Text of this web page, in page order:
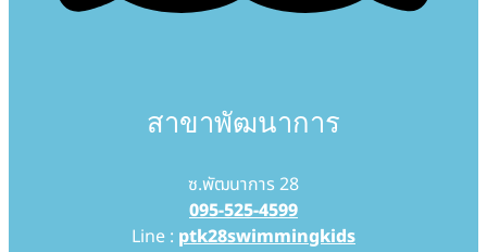
สาขาพัฒนาการ
ซ.พัฒนาการ 28
095-525-4599
Line : ptk28swimmingkids